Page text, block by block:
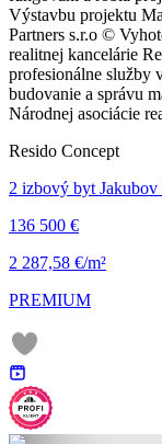
Výstavbu projektu
Partners s.r.o ©
realitnej kancelárie
profesionálne služby
budovanie a správu
Národnej asociácie
Resido Concept
2 izbový byt Jakubov
136 500 €
2 287,58 €/m²
PREMIUM